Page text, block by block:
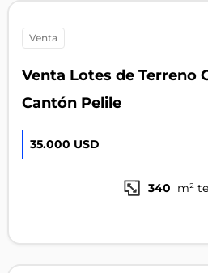
venta
Venta Lotes de Terreno
Cantón Pelile
35.000 USD
340 m²